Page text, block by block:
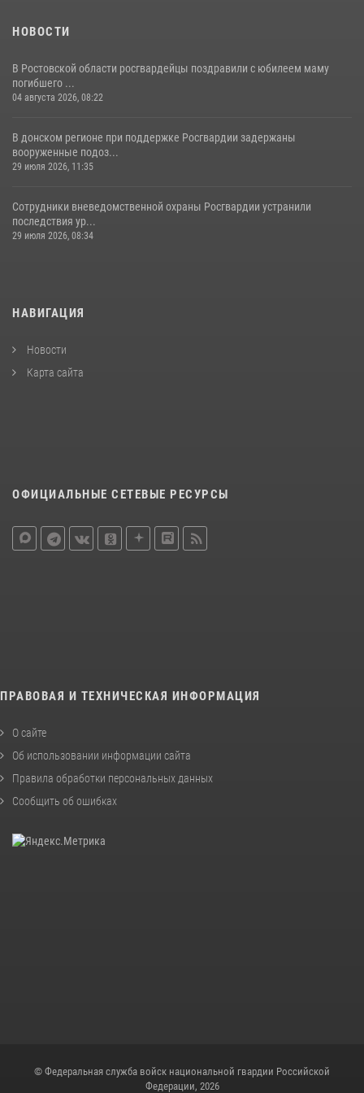
НОВОСТИ
В Ростовской области росгвардейцы поздравили с юбилеем маму
погибшего ...
04 августа 2026, 08:22
В донском регионе при поддержке Росгвардии задержаны
вооруженные подоз...
29 июля 2026, 11:35
Сотрудники вневедомственной охраны Росгвардии устранили
последствия ур...
29 июля 2026, 08:34
НАВИГАЦИЯ
Новости
Карта сайта
ОФИЦИАЛЬНЫЕ СЕТЕВЫЕ РЕСУРСЫ
ПРАВОВАЯ И ТЕХНИЧЕСКАЯ ИНФОРМАЦИЯ
О сайте
Об использовании информации сайта
Правила обработки персональных данных
Сообщить об ошибках
© Федеральная служба войск национальной гвардии Российской
Федерации, 2026